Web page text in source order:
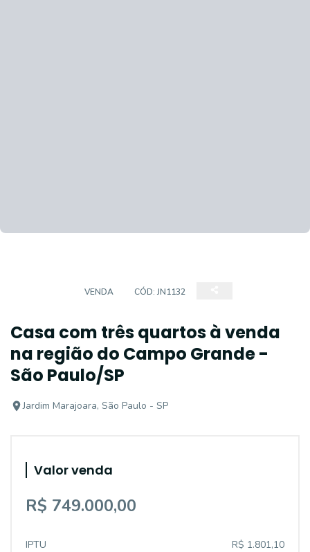
VENDA CÓD: JN1132
Casa com três quartos à venda
na região do Campo Grande -
São Paulo/SP
Jardim Marajoara, São Paulo - SP
Valor venda
R$ 749.000,00
IPTU R$ 1.801,10